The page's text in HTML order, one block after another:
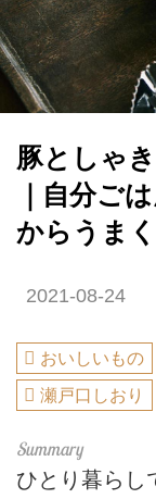
豚としゃ
｜自分ご
からうま
2021-08-24
おいしいもの
瀬戸口しおり
ひとり暮らし